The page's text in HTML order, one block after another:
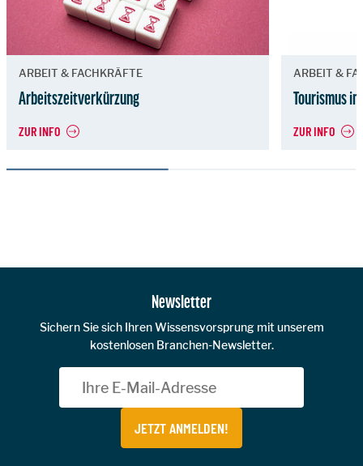
ARBEIT & FACHKRÄFTE
Arbeitszeitverkürzung
ZUR INFO
ARBEIT &
Tourismus
ZUR INFO
Newsletter
Sichern Sie sich Ihren Wissensvorsprung mit unserem
kostenlosen Branchen-Newsletter.
JETZT ANMELDEN!